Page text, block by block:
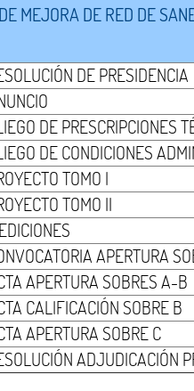
MEJORA DE RED DE
DE PRESIDENCIA
DE PRESCRIPCIONES
DE CONDICIONES
TOMO I
TOMO II
APERTURA
APERTURA SOBRES A-B
CALIFICACIÓN SOBRE B
APERTURA SOBRE C
ADJUDICACIÓN